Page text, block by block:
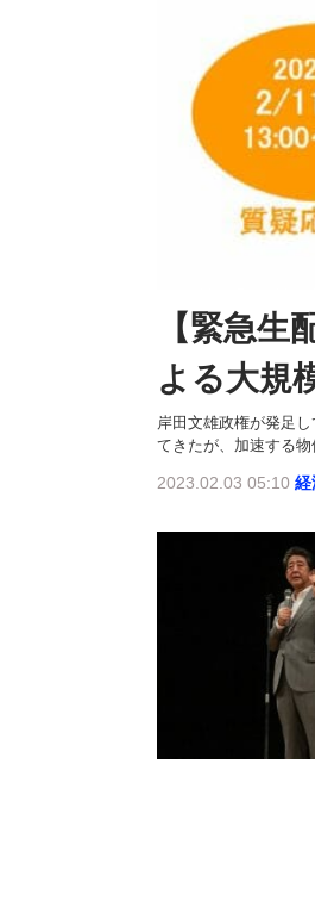
【緊急
よる大規
岸田文雄政権が発足
てきたが、加速する
2023.02.03 05:10 経